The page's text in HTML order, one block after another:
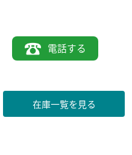
電話する
在庫一覧を見る